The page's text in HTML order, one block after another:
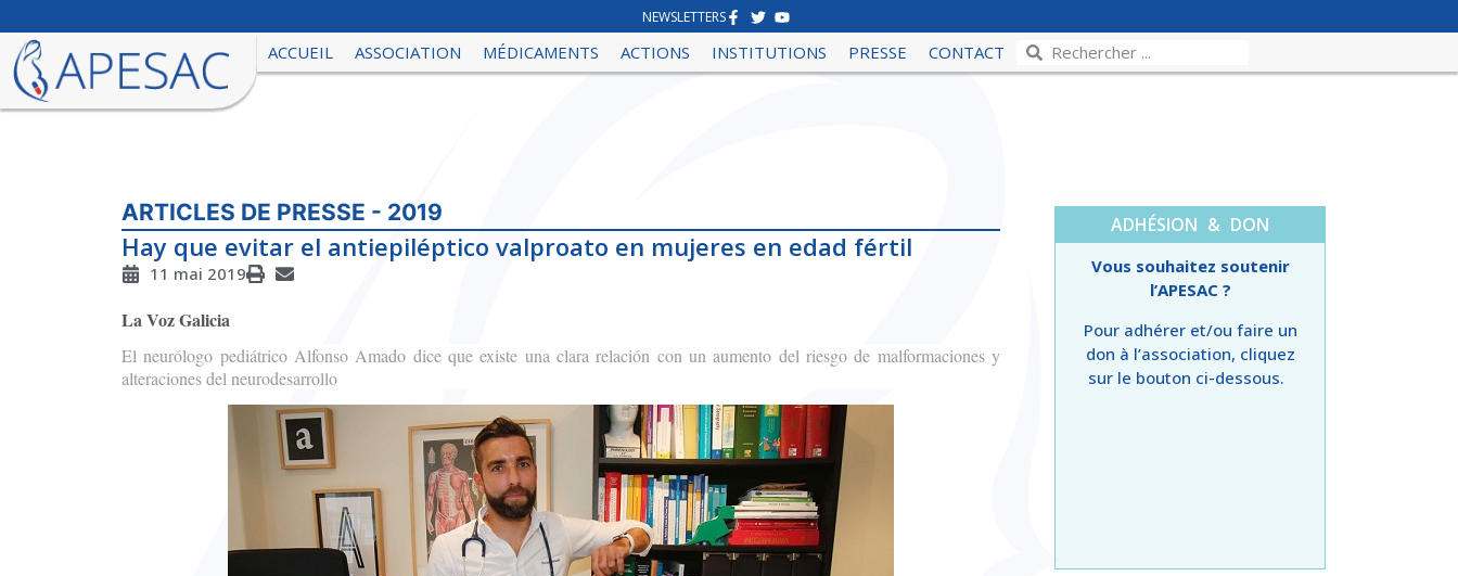
NEWSLETTERS
ACCUEIL ASSOCIATION MÉDICAMENTS ACTIONS INSTITUTIONS PRESSE CONTACT
ARTICLES DE PRESSE - 2019
Hay que evitar el antiepiléptico valproato en mujeres en edad fértil
11 mai 2019
La Voz Galicia
El neurólogo pediátrico Alfonso Amado dice que existe una clara relación con un aumento del riesgo de malformaciones y
alteraciones del neurodesarrollo
ADHÉSION & DON
Vous souhaitez soutenir
l’APESAC ?
Pour adhérer et/ou faire un
don à l’association, cliquez
sur le bouton ci-dessous.